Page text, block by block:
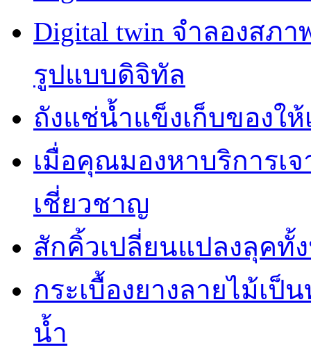
Digital twin จำลองสภ
รูปแบบดิจิทัล
ถังแช่น้ำแข็งเก็บของให้
เมื่อคุณมองหาบริการเ
เชี่ยวชาญ
สักคิ้วเปลี่ยนแปลงลุคทั้
กระเบื้องยางลายไม้เ
น้ำ